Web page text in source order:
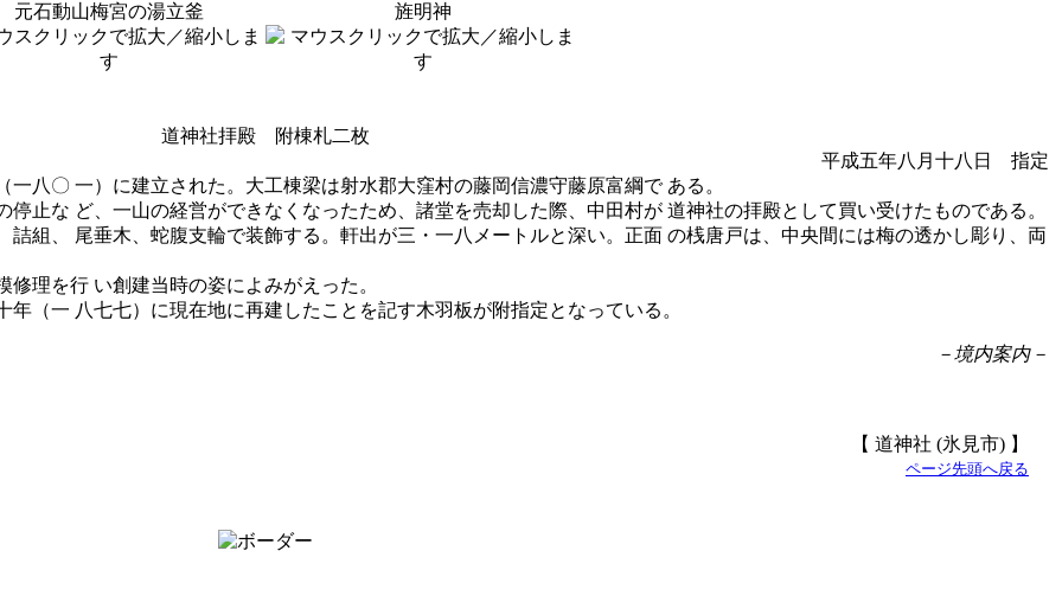
元石動山梅宮の湯立釜 旌明神
道神社拝殿 附棟札二枚
平成五年八月十八日 指定
八〇 一）に建立された。大工棟梁は射水郡大窪村の藤岡信濃守藤原富綱で ある。
な ど、一山の経営ができなくなったため、諸堂を売却した際、中田村が 道神社の拝殿として買い受けたものである。
組、 尾垂木、蛇腹支輪で装飾する。軒出が三・一八メートルと深い。正面 の桟唐戸は、中央間には梅の透かし彫り、両
理を行 い創建当時の姿によみがえった。
（一 八七七）に現在地に再建したことを記す木羽板が附指定となっている。
－境内案内－
【 道神社 (氷見市) 】
ページ先頭へ戻る